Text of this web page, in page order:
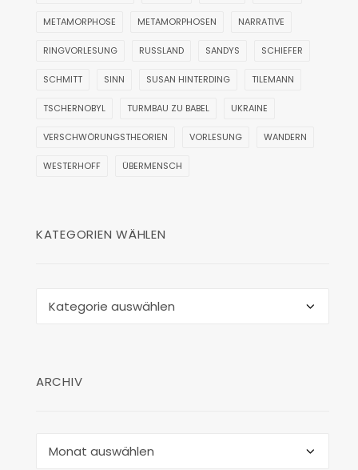
METAMORPHOSE METAMORPHOSEN NARRATIVE
RINGVORLESUNG RUSSLAND SANDYS SCHIEFER
SCHMITT SINN SUSAN HINTERDING TILEMANN
TSCHERNOBYL TURMBAU ZU BABEL UKRAINE
VERSCHWÖRUNGSTHEORIEN VORLESUNG WANDERN
WESTERHOFF ÜBERMENSCH
KATEGORIEN WÄHLEN
ARCHIV